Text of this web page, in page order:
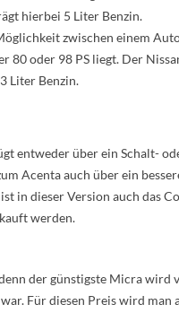
hierbei 5 Liter Benzin.
zwischen einem
80 oder 98 PS liegt. Der
Liter Benzin.
entweder über ein Schalt-
Acenta auch über ein
in dieser Version auch das
werden.
der günstigste Micra wird
Für diesen Preis wird man